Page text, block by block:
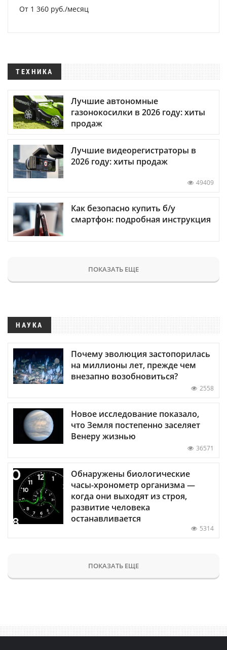
От 1 360 руб./месяц
ТЕХНИКА
Лучшие автономные
газонокосилки в 2026 году: хиты
продаж
Лучшие видеорегистраторы в
2026 году: хиты продаж
49409
Как безопасно купить б/у
смартфон: подробная инструкция
ПОКАЗАТЬ ЕЩЕ
НАУКА
Почему эволюция застопорилась
на миллионы лет, прежде чем
внезапно возобновиться?
2558
Новое исследование показало,
что Земля постепенно заселяет
Венеру жизнью
36571
Обнаружены биологические
часы-хронометр организма —
когда они выходят из строя,
развитие человека
останавливается
5314
ПОКАЗАТЬ ЕЩЕ